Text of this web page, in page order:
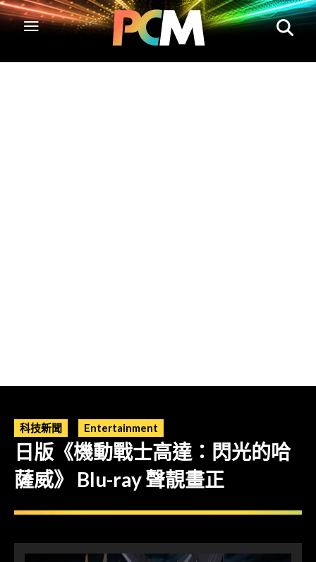
科技新聞 Entertainment
日版《機動戰士高達：閃光的哈
薩威》 Blu-ray 聲靚畫正